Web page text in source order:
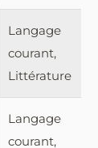
Langage
courant,
Littérature
Langage
courant,